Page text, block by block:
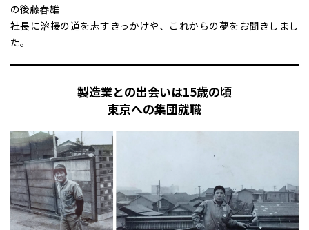
の後藤春雄
社長に溶接の道を志すきっかけや、これからの夢をお聞きしまし
た。
製造業との出会いは15歳の頃
東京への集団就職